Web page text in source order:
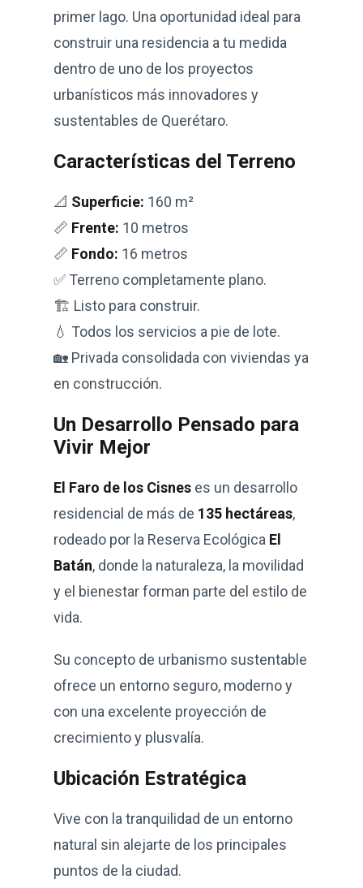
primer lago. Una oportunidad ideal para
construir una residencia a tu medida
dentro de uno de los proyectos
urbanísticos más innovadores y
sustentables de Querétaro.
Características del Terreno
📐 Superficie: 160 m²
📏 Frente: 10 metros
📏 Fondo: 16 metros
✅ Terreno completamente plano.
🏗️ Listo para construir.
💧 Todos los servicios a pie de lote.
🏡 Privada consolidada con viviendas ya
en construcción.
Un Desarrollo Pensado para
Vivir Mejor
El Faro de los Cisnes es un desarrollo
residencial de más de 135 hectáreas,
rodeado por la Reserva Ecológica El
Batán, donde la naturaleza, la movilidad
y el bienestar forman parte del estilo de
vida.
Su concepto de urbanismo sustentable
ofrece un entorno seguro, moderno y
con una excelente proyección de
crecimiento y plusvalía.
Ubicación Estratégica
Vive con la tranquilidad de un entorno
natural sin alejarte de los principales
puntos de la ciudad.